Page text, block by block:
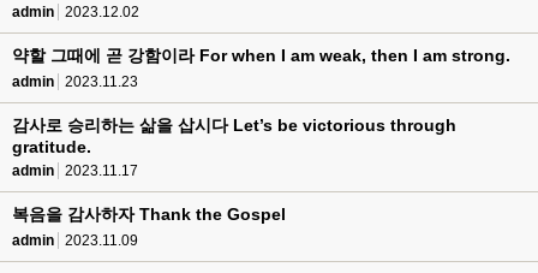
admin 2023.12.02
약할 그때에 곧 강함이라 For when I am weak, then I am strong.
admin 2023.11.23
감사로 승리하는 삶을 삽시다 Let’s be victorious through
gratitude.
admin 2023.11.17
복음을 감사하자 Thank the Gospel
admin 2023.11.09